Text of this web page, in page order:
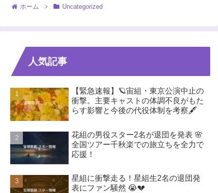
ホーム Uncategorized
人気記事
【緊急速報】🪐宙組・東京公演中止の
衝撃。主要キャストの体調不良がもた
らす影響と今後の代役体制を考察🖋️
花組の男役スター2名が退団を発表 🌸
全国ツアー千秋楽での旅立ちを全力で
応援！
星組に衝撃走る！星組生2名の退団発
表にファン騒然 😭💔